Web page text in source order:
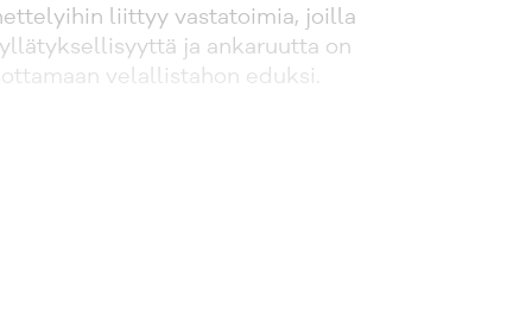
liittyy vastatoimia, joilla
ja ankaruutta on
velallistahon eduksi.